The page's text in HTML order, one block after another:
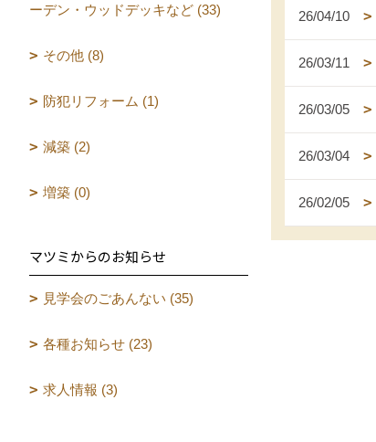
26/04/10
26/03/11
26/03/05
26/03/04
26/02/05
ーデン・ウッドデッキなど (33)
その他 (8)
防犯リフォーム (1)
減築 (2)
増築 (0)
マツミからのお知らせ
見学会のごあんない (35)
各種お知らせ (23)
求人情報 (3)